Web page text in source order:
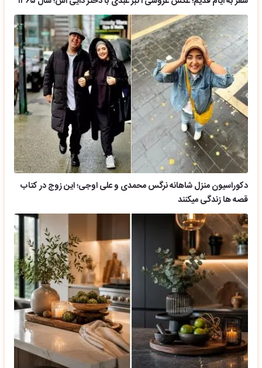
دکوراسیون منزل شاهانه نرگس محمدی و علی اوجی؛ این زوج در کتاب
قصه ها زندگی میکنند